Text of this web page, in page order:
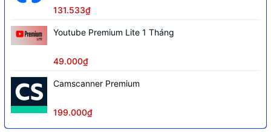
Kết nối không dây
Wi-Fi tích hợp, Wi-Fi Direct,
Phát media qua USB
Hẹn giờ bật tắt, hẹn giờ ngủ, đồng hồ
131.533₫
Youtube Premium Lite 1 Tháng
49.000₫
Camscanner Premium
199.000₫